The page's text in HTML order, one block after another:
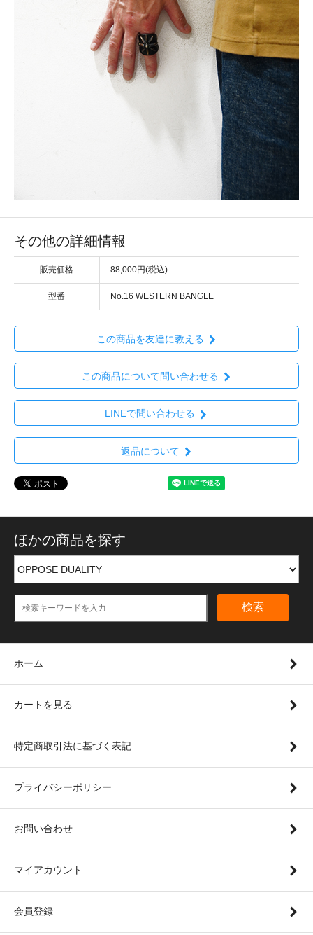
その他の詳細情報
販売価格 88,000円(税込)
型番 No.16 WESTERN BANGLE
この商品を友達に教える
この商品について問い合わせる
LINEで問い合わせる
返品について
ほかの商品を探す
検索
ホーム
カートを見る
特定商取引法に基づく表記
プライバシーポリシー
お問い合わせ
マイアカウント
会員登録